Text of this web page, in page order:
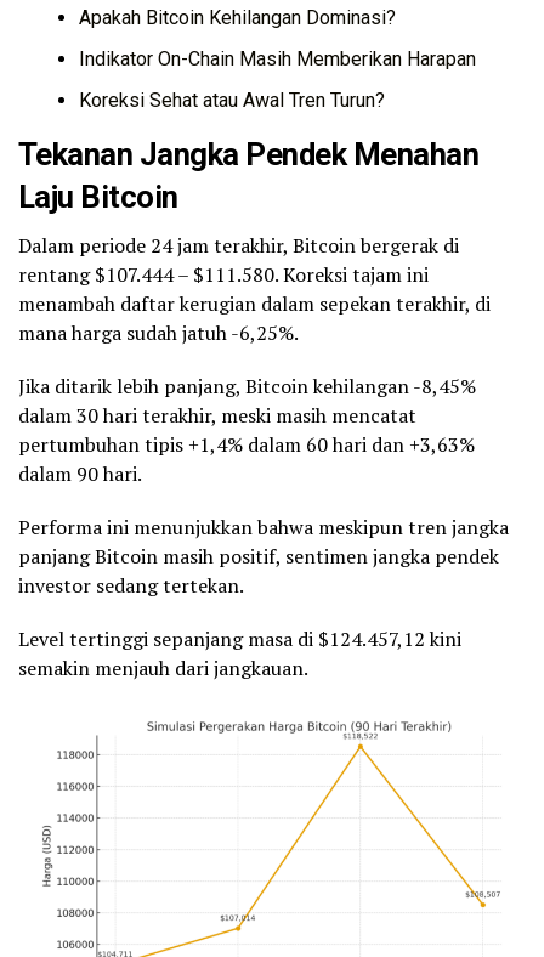
Apakah Bitcoin Kehilangan Dominasi?
Indikator On-Chain Masih Memberikan Harapan
Koreksi Sehat atau Awal Tren Turun?
Tekanan Jangka Pendek Menahan
Laju Bitcoin
Dalam periode 24 jam terakhir, Bitcoin bergerak di
rentang $107.444 – $111.580. Koreksi tajam ini
menambah daftar kerugian dalam sepekan terakhir, di
mana harga sudah jatuh -6,25%.
Jika ditarik lebih panjang, Bitcoin kehilangan -8,45%
dalam 30 hari terakhir, meski masih mencatat
pertumbuhan tipis +1,4% dalam 60 hari dan +3,63%
dalam 90 hari.
Performa ini menunjukkan bahwa meskipun tren jangka
panjang Bitcoin masih positif, sentimen jangka pendek
investor sedang tertekan.
Level tertinggi sepanjang masa di $124.457,12 kini
semakin menjauh dari jangkauan.